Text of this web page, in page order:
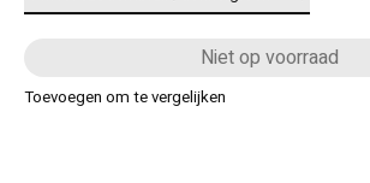
Niet op voorraad
Toevoegen om te vergelijken